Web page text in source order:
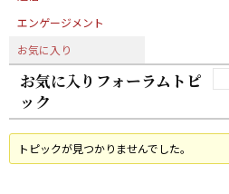
エンゲージメント
お気に入り
お気に入りフォーラムトピ
ック
トピックが見つかりませんでした。